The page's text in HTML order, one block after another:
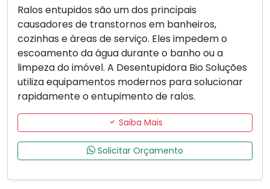
Ralos entupidos são um dos principais
causadores de transtornos em banheiros,
cozinhas e áreas de serviço. Eles impedem o
escoamento da água durante o banho ou a
limpeza do imóvel. A Desentupidora Bio Soluções
utiliza equipamentos modernos para solucionar
rapidamente o entupimento de ralos.
Saiba Mais
Solicitar Orçamento